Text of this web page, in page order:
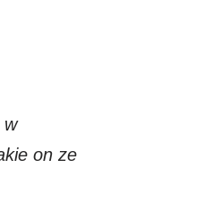
w
on ze